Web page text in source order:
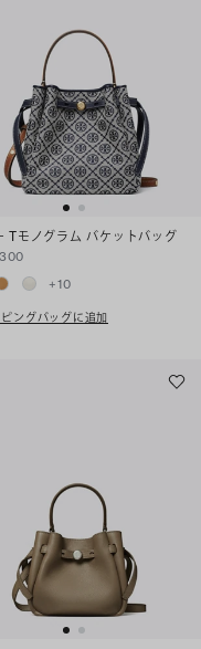
Tモノグラム バケットバッグ
+10
ングバッグに追加